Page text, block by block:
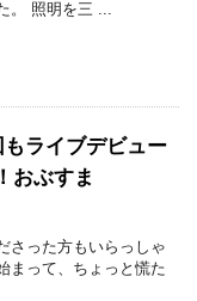
。 照明を三 ...
ライブデビュー
おぶすま
さった方もいらっしゃ
まって、ちょっと慌た